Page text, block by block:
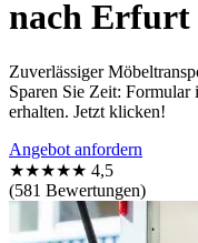
nach Erfurt
Zuverlässiger
Sparen Sie Zeit:
erhalten. Jetzt klicken!
Angebot anfordern
★★★★★ 4,5
(581 Bewertungen)